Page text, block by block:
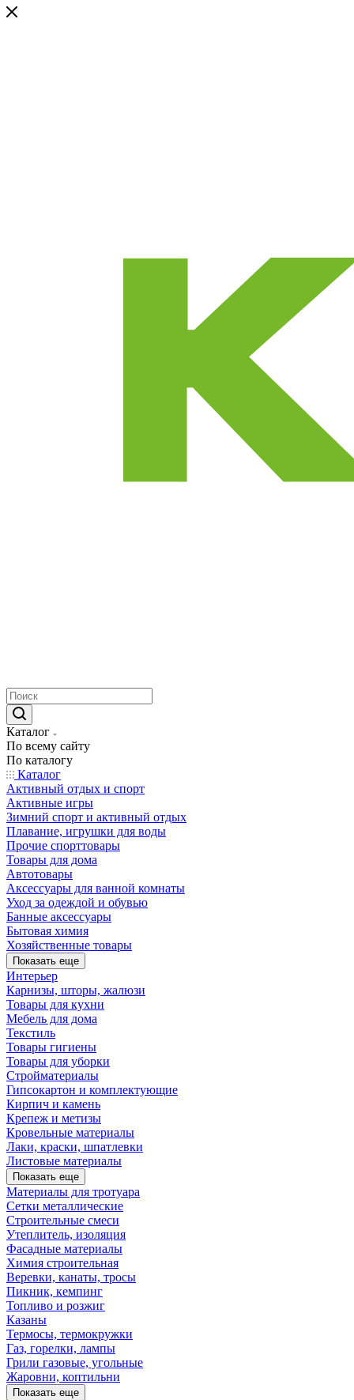
Каталог
По всему сайту
По каталогу
Каталог
Активный отдых и спорт
Активные игры
Зимний спорт и активный отдых
Плавание, игрушки для воды
Прочие спорттовары
Товары для дома
Автотовары
Аксессуары для ванной комнаты
Уход за одеждой и обувью
Банные аксессуары
Бытовая химия
Хозяйственные товары
Показать еще
Интерьер
Карнизы, шторы, жалюзи
Товары для кухни
Мебель для дома
Текстиль
Товары гигиены
Товары для уборки
Стройматериалы
Гипсокартон и комплектующие
Кирпич и камень
Крепеж и метизы
Кровельные материалы
Лаки, краски, шпатлевки
Листовые материалы
Показать еще
Материалы для тротуара
Сетки металлические
Строительные смеси
Утеплитель, изоляция
Фасадные материалы
Химия строительная
Веревки, канаты, тросы
Пикник, кемпинг
Топливо и розжиг
Казаны
Термосы, термокружки
Газ, горелки, лампы
Грили газовые, угольные
Жаровни, коптильни
Показать еще